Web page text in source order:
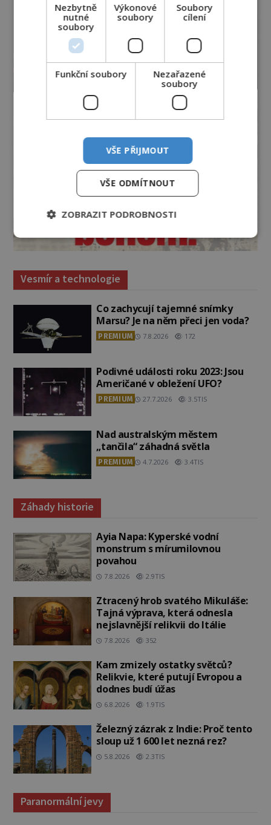
Vesmír a technologie
Co zachycují tajemné snímky
Marsu? Je na něm přeci jen voda?
PREMIUM 7.8.2026 172
Podivné události roku 2023: Jsou
Američané v obležení UFO?
PREMIUM 27.7.2026 3.5TIS
Nad australským městem
„tančila“ záhadná světla
PREMIUM 4.7.2026 3.4TIS
Záhady historie
Ayia Napa: Kyperské vodní
monstrum s mírumilovnou
povahou
7.8.2026 2.9TIS
Ztracený hrob svatého Mikuláše:
Tajná výprava, která odnesla
nejslavnější relikvii do Itálie
7.8.2026 352
Kam zmizely ostatky světců?
Relikvie, které putují Evropou a
dodnes budí úžas
6.8.2026 1.9TIS
Železný zázrak z Indie: Proč tento
sloup už 1 600 let nezná rez?
5.8.2026 2.3TIS
Paranormální jevy
Nezbytně
nutné
soubory
Výkonové
soubory
Soubory
cílení
Funkční soubory
Nezařazené
soubory
VŠE PŘIJMOUT
VŠE ODMÍTNOUT
ZOBRAZIT PODROBNOSTI